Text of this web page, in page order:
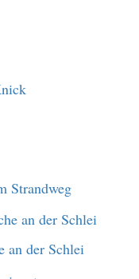
Strandweg
an der Schlei